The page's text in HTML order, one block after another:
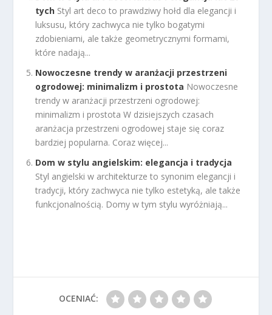
tych Styl art deco to prawdziwy hołd dla elegancji i
luksusu, który zachwyca nie tylko bogatymi
zdobieniami, ale także geometrycznymi formami,
które nadają...
Nowoczesne trendy w aranżacji przestrzeni
ogrodowej: minimalizm i prostota Nowoczesne
trendy w aranżacji przestrzeni ogrodowej:
minimalizm i prostota W dzisiejszych czasach
aranżacja przestrzeni ogrodowej staje się coraz
bardziej popularna. Coraz więcej...
Dom w stylu angielskim: elegancja i tradycja
Styl angielski w architekturze to synonim elegancji i
tradycji, który zachwyca nie tylko estetyką, ale także
funkcjonalnością. Domy w tym stylu wyróżniają...
OCENIAĆ: